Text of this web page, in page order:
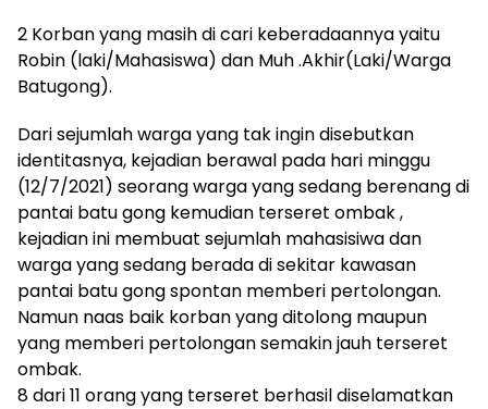
2 Korban yang masih di cari keberadaannya yaitu
Robin (laki/Mahasiswa) dan Muh .Akhir(Laki/Warga
Batugong).
Dari sejumlah warga yang tak ingin disebutkan
identitasnya, kejadian berawal pada hari minggu
(12/7/2021) seorang warga yang sedang berenang di
pantai batu gong kemudian terseret ombak ,
kejadian ini membuat sejumlah mahasisiwa dan
warga yang sedang berada di sekitar kawasan
pantai batu gong spontan memberi pertolongan.
Namun naas baik korban yang ditolong maupun
yang memberi pertolongan semakin jauh terseret
ombak.
8 dari 11 orang yang terseret berhasil diselamatkan